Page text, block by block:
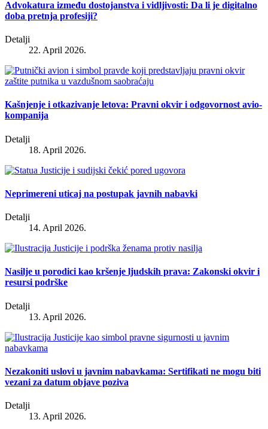
Advokatura između dostojanstva i vidljivosti: Da li je digitalno
doba pretnja profesiji?
Detalji
22. April 2026.
Kašnjenje i otkazivanje letova: Pravni okvir i odgovornost avio-
kompanija
Detalji
18. April 2026.
Neprimereni uticaj na postupak javnih nabavki
Detalji
14. April 2026.
Nasilje u porodici kao kršenje ljudskih prava: Zakonski okvir i
resursi podrške
Detalji
13. April 2026.
Nezakoniti uslovi u javnim nabavkama: Sertifikati ne mogu biti
vezani za datum objave poziva
Detalji
13. April 2026.